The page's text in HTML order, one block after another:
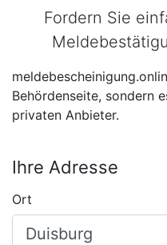
Fordern Sie
Behördenseite, sondern
privaten Anbieter.
Ihre Adresse
Ort